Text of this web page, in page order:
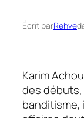
Écrit parRehve
Karim
des
banditisme,